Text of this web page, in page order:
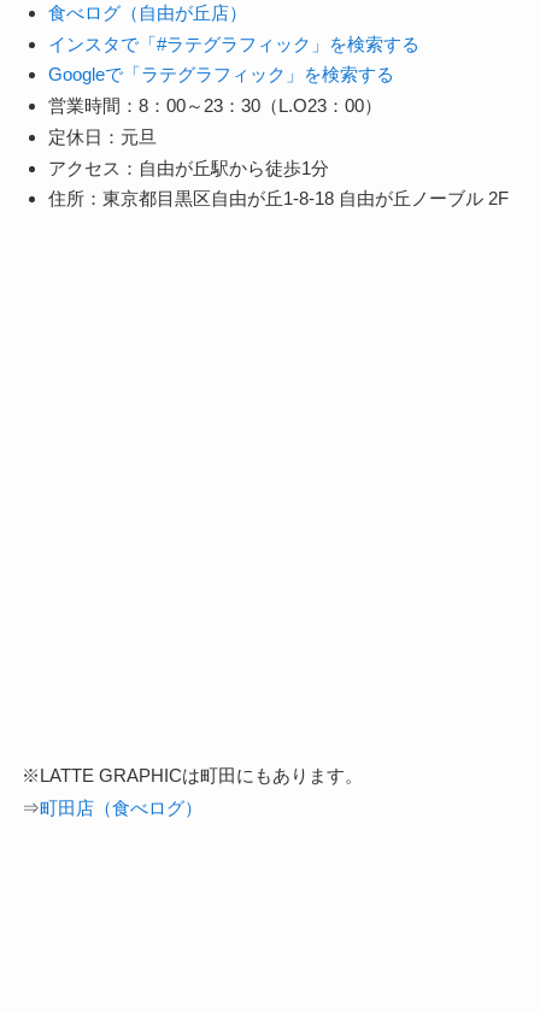
食べログ（自由が丘店）
インスタで「#ラテグラフィック」を検索する
Googleで「ラテグラフィック」を検索する
営業時間：8：00～23：30（L.O23：00）
定休日：元旦
アクセス：自由が丘駅から徒歩1分
住所：東京都目黒区自由が丘1-8-18 自由が丘ノーブル 2F
※LATTE GRAPHICは町田にもあります。
⇒町田店（食べログ）